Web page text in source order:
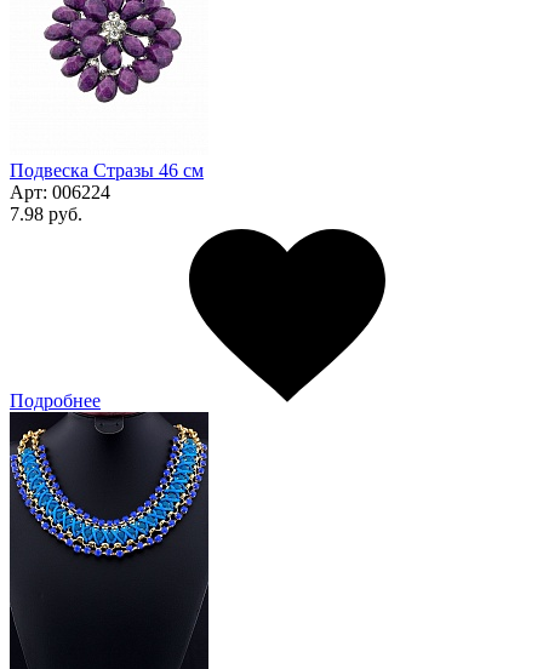
Подвеска Стразы 46 см
Арт: 006224
7.98 руб.
Подробнее